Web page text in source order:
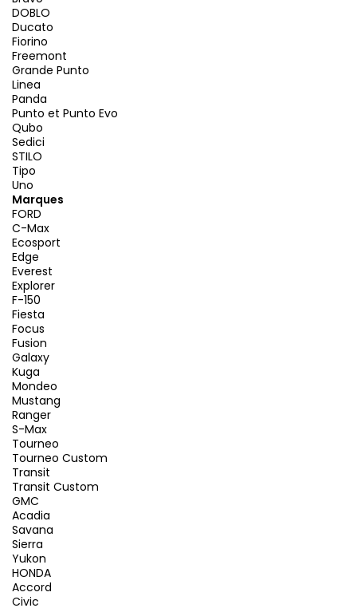
DOBLO
Ducato
Fiorino
Freemont
Grande Punto
Linea
Panda
Punto et Punto Evo
Qubo
Sedici
STILO
Tipo
Uno
Marques
FORD
C-Max
Ecosport
Edge
Everest
Explorer
F-150
Fiesta
Focus
Fusion
Galaxy
Kuga
Mondeo
Mustang
Ranger
S-Max
Tourneo
Tourneo Custom
Transit
Transit Custom
GMC
Acadia
Savana
Sierra
Yukon
HONDA
Accord
Civic